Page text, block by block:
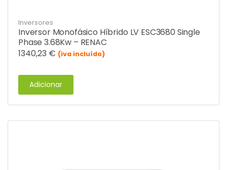
Inversores
Inversor Monofásico Híbrido LV ESC3680 Single
Phase 3.68Kw – RENAC
1340,23 € (iva incluído)
Adicionar